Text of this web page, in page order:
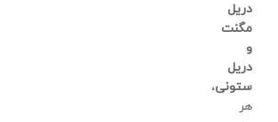
دریل
مگنت
و
دریل
ستونی،
هر